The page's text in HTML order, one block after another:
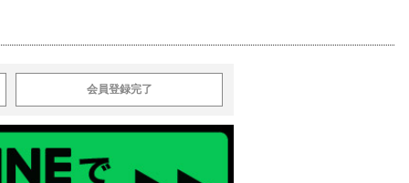
会員登録完了